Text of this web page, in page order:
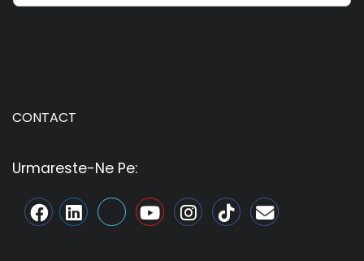
CONTACT
Urmareste-Ne Pe: